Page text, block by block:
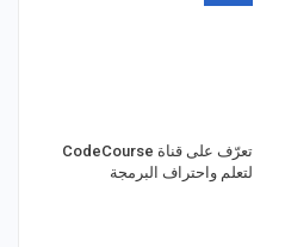
تعرّف على قناة CodeCourse
لتعلم واحتراف البرمجة